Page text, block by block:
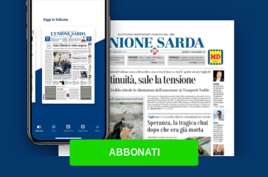
ABBONATI